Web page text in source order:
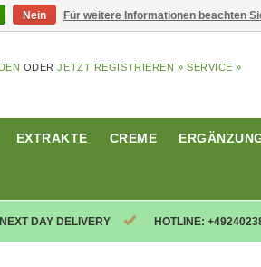
ODERJETZT REGISTRIEREN » SERVICE »
EXTRAKTE CREME
NEXT DAY DELIVERY HOTLINE:
Nein Für weitere Informationen beachten